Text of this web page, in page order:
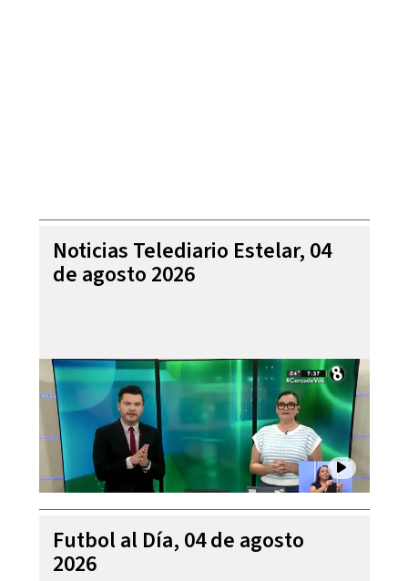
Noticias Telediario Estelar, 04
de agosto 2026
Futbol al Día, 04 de agosto
2026